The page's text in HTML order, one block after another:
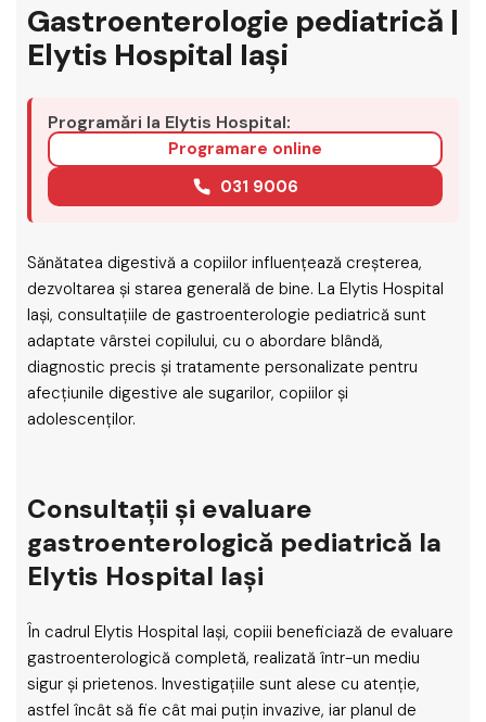
Gastroenterologie pediatrică |
Elytis Hospital Iași
Programări la Elytis Hospital:
Programare online
031 9006
Sănătatea digestivă a copiilor influențează creșterea,
dezvoltarea și starea generală de bine. La Elytis Hospital
Iași, consultațiile de gastroenterologie pediatrică sunt
adaptate vârstei copilului, cu o abordare blândă,
diagnostic precis și tratamente personalizate pentru
afecțiunile digestive ale sugarilor, copiilor și
adolescenților.
Consultații și evaluare
gastroenterologică pediatrică la
Elytis Hospital Iași
În cadrul Elytis Hospital Iași, copiii beneficiază de evaluare
gastroenterologică completă, realizată într-un mediu
sigur și prietenos. Investigațiile sunt alese cu atenție,
astfel încât să fie cât mai puțin invazive, iar planul de